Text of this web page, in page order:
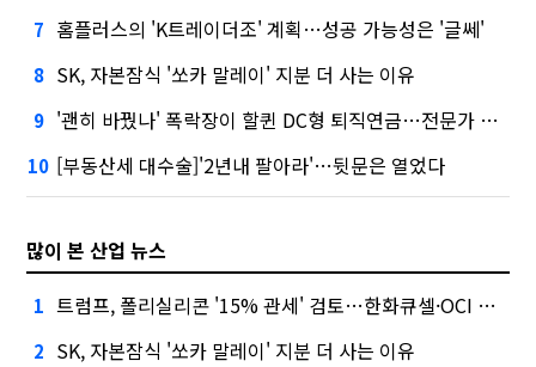
7 홈플러스의 'K트레이더조' 계획…성공 가능성은 '글쎄'
8 SK, 자본잠식 '쏘카 말레이' 지분 더 사는 이유
9 '괜히 바꿨나' 폭락장이 할퀸 DC형 퇴직연금…전문가 조언은
10 [부동산세 대수술]'2년내 팔아라'…뒷문은 열었다
많이 본 산업 뉴스
1 트럼프, 폴리실리콘 '15% 관세' 검토…한화큐셀·OCI 영향은?
2 SK, 자본잠식 '쏘카 말레이' 지분 더 사는 이유